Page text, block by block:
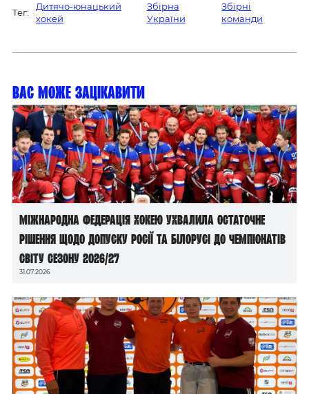
Тег:
Дитячо-юнацький
хокей
Збірна
України
Збірні
команди
Вас може зацікавити
Міжнародна федерація хокею ухвалила остаточне
рішення щодо допуску росії та білорусі до чемпіонатів
світу сезону 2026/27
31.07.2026